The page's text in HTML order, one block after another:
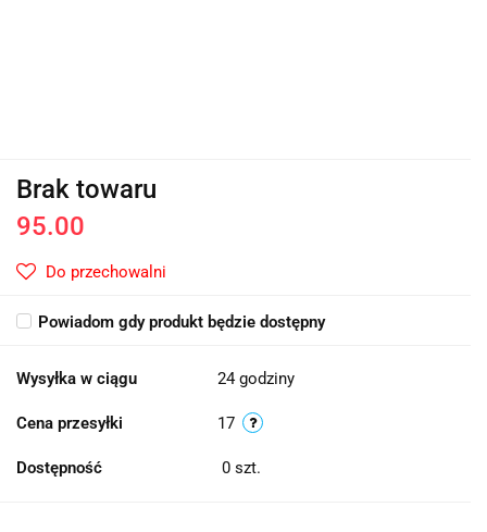
Brak towaru
95.00
Do przechowalni
Powiadom gdy produkt będzie dostępny
Wysyłka w ciągu 24 godziny
Cena przesyłki 17
Dostępność 0 szt.